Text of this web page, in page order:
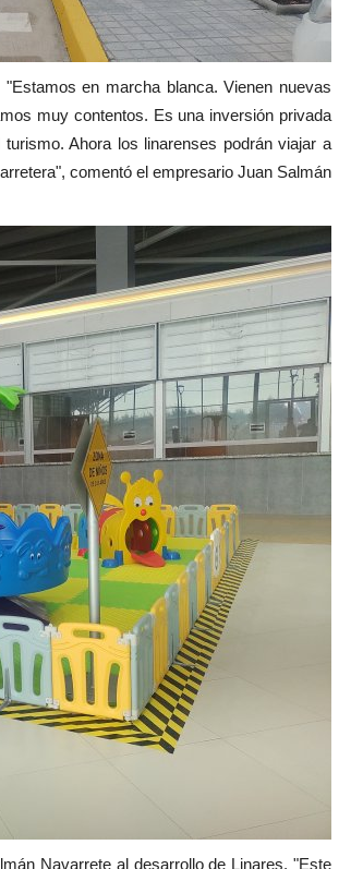
en marcha blanca. Vienen nuevas
muy contentos. Es una inversión privada
Ahora los linarenses podrán viajar a
comentó el empresario Juan Salmán
Navarrete al desarrollo de Linares. "Este